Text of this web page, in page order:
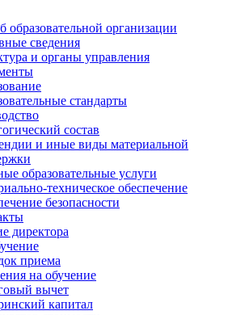
образовательной организации
сведения
и органы управления
стандарты
состав
и иные виды материальной
образовательные услуги
техническое обеспечение
безопасности
директора
приема
на обучение
вычет
капитал